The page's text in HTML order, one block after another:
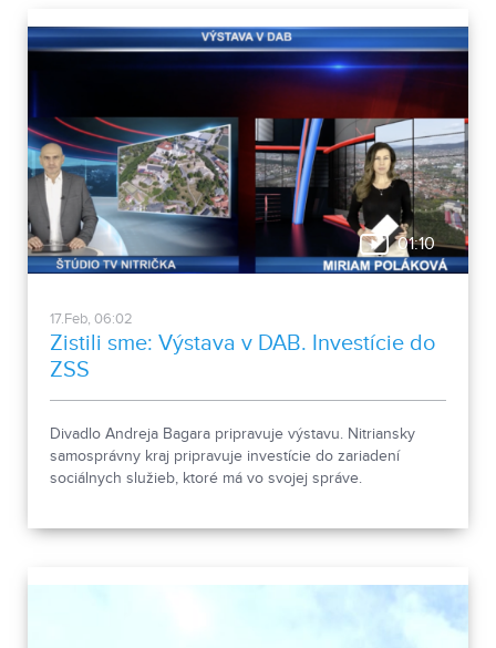
01:10
17.Feb, 06:02
Zistili sme: Výstava v DAB. Investície do
ZSS
Divadlo Andreja Bagara pripravuje výstavu. Nitriansky
samosprávny kraj pripravuje investície do zariadení
sociálnych služieb, ktoré má vo svojej správe.